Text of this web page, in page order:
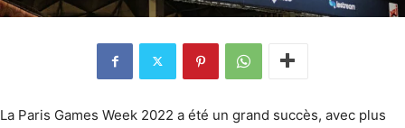
La Paris Games Week 2022 a été un grand succès, avec plus